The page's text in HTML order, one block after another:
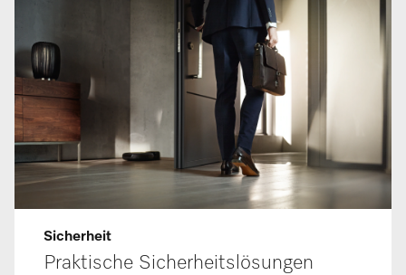
Sicherheit
Praktische Sicherheitslösungen